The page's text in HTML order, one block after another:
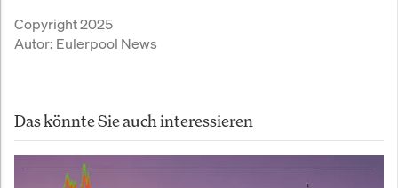
Copyright 2025
Autor: Eulerpool News
Das könnte Sie auch interessieren